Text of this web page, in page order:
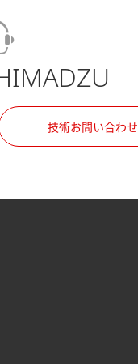
技術お問い合わせ